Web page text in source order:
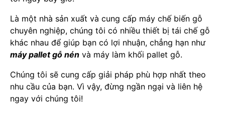
Là một nhà sản xuất và cung cấp máy chế biến gỗ
chuyên nghiệp, chúng tôi có nhiều thiết bị tái chế gỗ
khác nhau để giúp bạn có lợi nhuận, chẳng hạn như
máy pallet gỗ nén và máy làm khối pallet gỗ.
Chúng tôi sẽ cung cấp giải pháp phù hợp nhất theo
nhu cầu của bạn. Vì vậy, đừng ngần ngại và liên hệ
ngay với chúng tôi!